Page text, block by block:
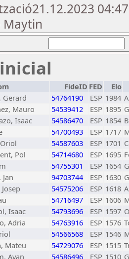
Maytin
FideID FED
Elo
Gerard 54764190 ESP 1984
Mauro 54539412 ESP 1895
Isaac 54586470 ESP 1854
54700493 ESP 1717
54587603 ESP 1701
Pol 54714680 ESP 1695
54755301 ESP 1654
94703744 ESP 1630
54575206 ESP 1618
54716497 ESP 1606
Isaac 54793696 ESP 1597
Adria 54763916 ESP 1576
54566568 ESP 1546
Mateu 54729076 ESP 1515
Ayan 54586496 ESP 1510